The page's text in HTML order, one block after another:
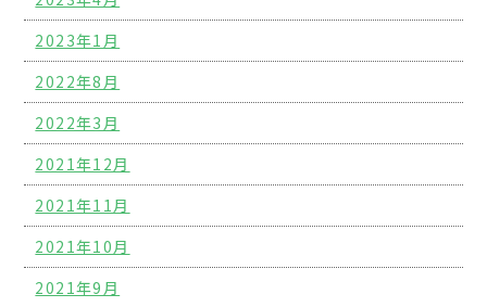
2023年1月
2022年8月
2022年3月
2021年12月
2021年11月
2021年10月
2021年9月